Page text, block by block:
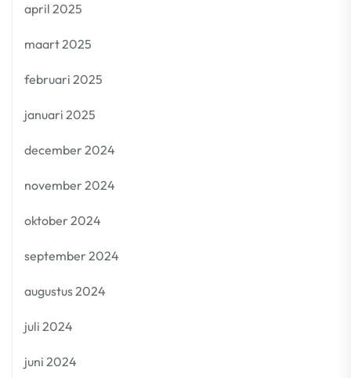
april 2025
maart 2025
februari 2025
januari 2025
december 2024
november 2024
oktober 2024
september 2024
augustus 2024
juli 2024
juni 2024